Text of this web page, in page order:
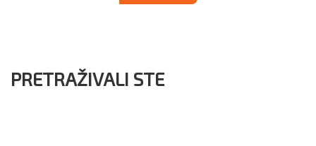
PRETRAŽIVALI STE